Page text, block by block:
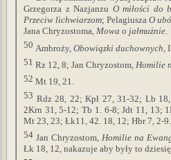
Grzegorza z Nazjanzu O miłości do
Przeciw lichwiarzom; PelagiuszaO
Jana Chryzostoma, Mowa o jałmużnie.
50 Ambroży, Obowiązki duchownych
51 Rz 12, 8; Jan Chryzostom, Homilie
52 Mt 19, 21.
53 Rdz 28, 22; Kpł 27, 31-32; Lb
2Krn 31, 5-12; Tb 1. 6-8; Jdt 11, 13;
Mt 23, 23; Łk11, 42. 18, 12; Hbr 7, 2-9.
54 Jan Chryzostom,Homilie na
Łk 18, 12, nakazuje aby były to